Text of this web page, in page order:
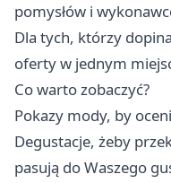
pomysłów i
Dla tych, którzy
oferty w jednym
Co warto zobaczyć?
Pokazy mody, by
Degustacje, żeby
pasują do Waszego